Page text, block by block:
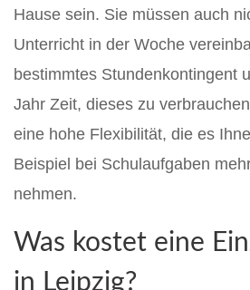
Hause sein. Sie müssen auch
Unterricht in der Woche
bestimmtes Stundenkontingent
Jahr Zeit, dieses zu
eine hohe Flexibilität, die es
Beispiel bei Schulaufgaben
nehmen.
Was kostet eine
in Leipzig?